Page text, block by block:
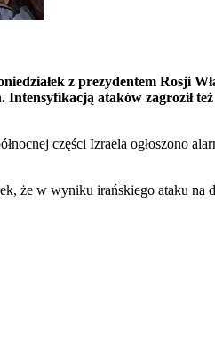
z prezydentem Rosji
ataków zagroził
części Izraela ogłoszono
że w wyniku irańskiego ataku na